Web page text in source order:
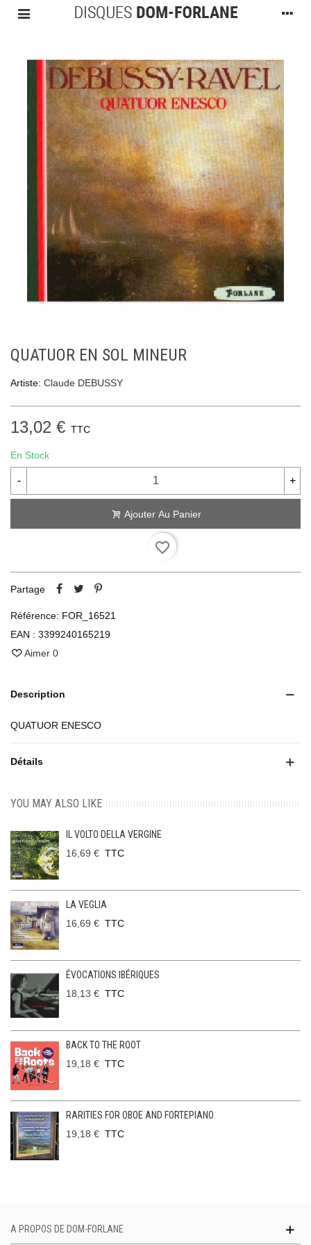
QUATUOR EN SOL MINEUR
Artiste: Claude DEBUSSY
13,02 € TTC
En Stock
- +
Ajouter Au Panier
favorite_border
Partage
Référence: FOR_16521
EAN : 3399240165219
Aimer 0
Description
QUATUOR ENESCO
Détails
YOU MAY ALSO LIKE
IL VOLTO DELLA VERGINE
16,69 € TTC
LA VEGLIA
16,69 € TTC
ÉVOCATIONS IBÉRIQUES
18,13 € TTC
BACK TO THE ROOT
19,18 € TTC
RARITIES FOR OBOE AND FORTEPIANO
19,18 € TTC
A PROPOS DE DOM-FORLANE